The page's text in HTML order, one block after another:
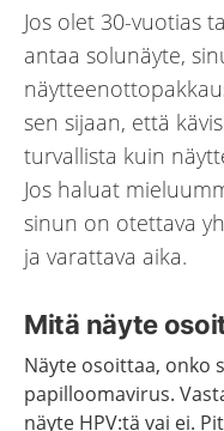
Jos olet 30-vuotias
antaa solunäyte,
sen sijaan, että
turvallista kuin
Jos haluat
sinun on otettava
ja varattava aika.
Mitä näyte
Näyte osoittaa, onko
papilloomavirus.
näyte HPV:tä vai ei.